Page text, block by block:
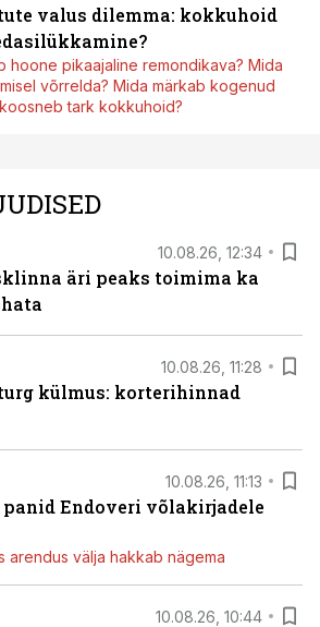
valus dilemma: kokkuhoid
hoone pikaajaline remondikava? Mida
võrrelda? Mida märkab kogenud
tark kokkuhoid?
10.08.26, 12:34
äri peaks toimima ka
10.08.26, 11:28
külmus: korterihinnad
10.08.26, 11:13
Endoveri võlakirjadele
arendus välja hakkab nägema
10.08.26, 10:44